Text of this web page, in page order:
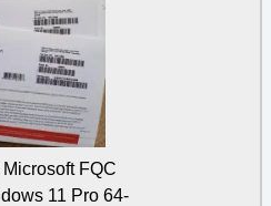
FQC
11 Pro 64-